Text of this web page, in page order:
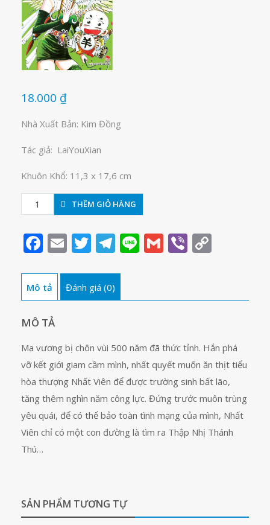
18.000 ₫
Nhà Xuất Bản: Kim Đồng
Tác giả: LaiYouXian
Khuôn Khổ: 11,3 x 17,6 cm
Tiểu
hòa
tập
số
lượng
THÊM GIỎ HÀNG
Facebook
EmailTwitter
Telegram
LineGmail
Viber
Mô tả Đánh giá (0)
MÔ TẢ
Ma vương bị chôn vùi 500 năm đã thức tỉnh. Hắn phá
vỡ kết giới giam cầm mình, nhất quyết muốn ăn thịt tiểu
hòa thượng Nhất Viên để được trường sinh bất lão,
tăng thêm nghìn năm công lực. Đứng trước muôn trùng
yêu quái, để có thể bảo toàn tình mạng của mình, Nhất
Viên chỉ có một con đường là tìm ra Thập Nhị Thánh
Thú…
SẢN PHẨM TƯƠNG TỰ